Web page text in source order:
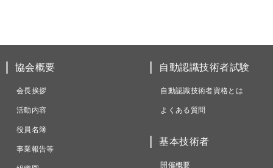
協会概要
会長挨拶
活動内容
役員名簿
事業報告等
自動認識技術者試験
自動認識技術者資格とは
よくある質問
基本技術者
開催概要